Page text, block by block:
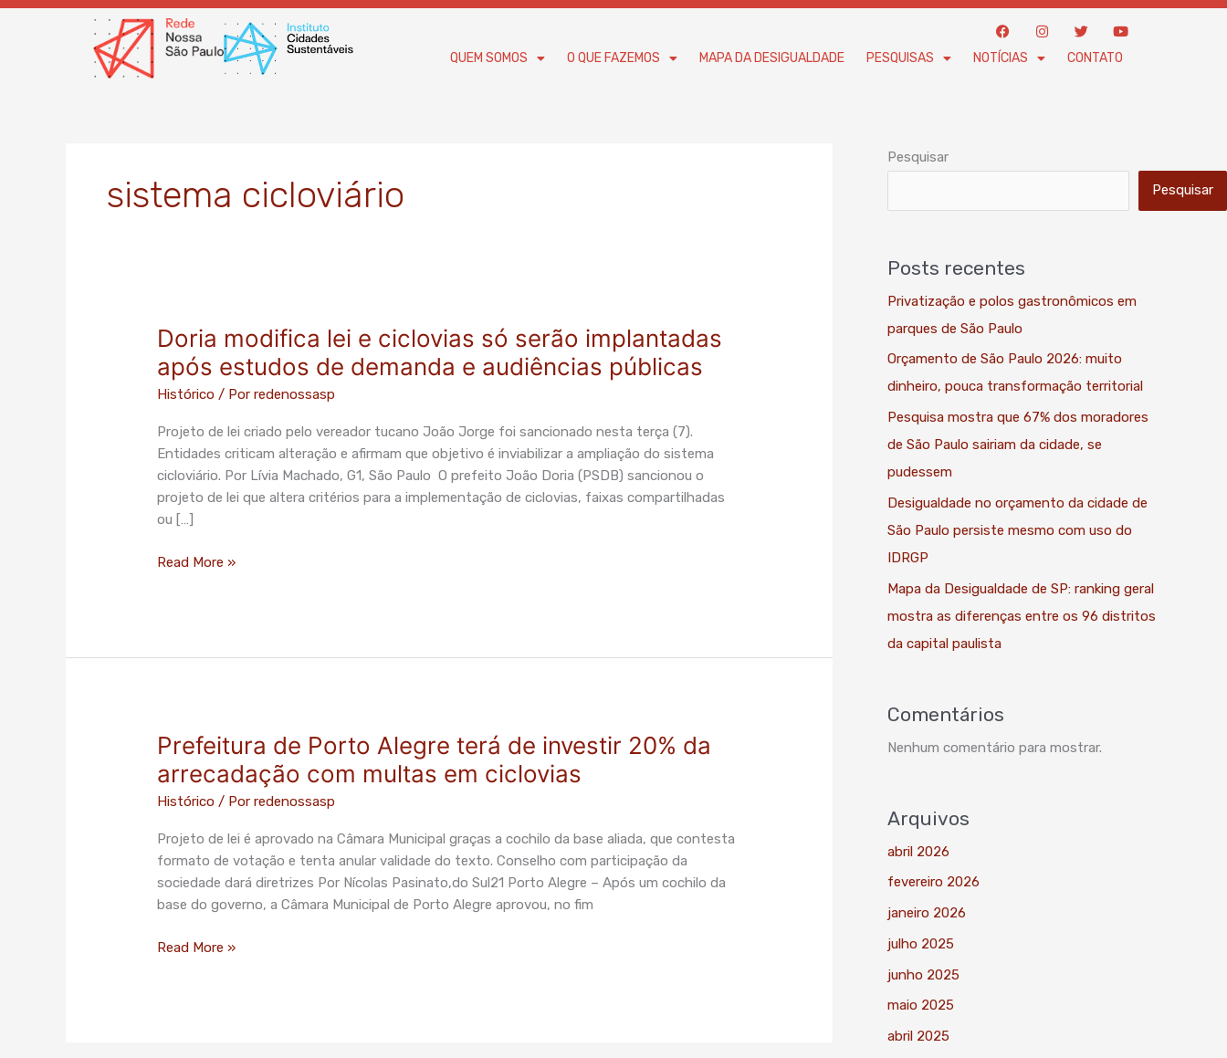
Ir
F
a
c
e
I
n
t
T
w
i
t
Y
o
u
t
QUEM SOMOS O QUE FAZEMOS MAPA DA DESIGUALDADE PESQUISAS NOTÍCIAS CONTATO
sistema cicloviário
Doria modifica lei e ciclovias só serão implantadas
após estudos de demanda e audiências públicas
Histórico / Porredenossasp
Projeto de lei criado pelo vereador tucano João Jorge foi sancionado nesta terça (7).
Entidades criticam alteração e afirmam que objetivo é inviabilizar a ampliação do sistema
cicloviário. Por Lívia Machado, G1, São Paulo O prefeito João Doria (PSDB) sancionou o
projeto de lei que altera critérios para a implementação de ciclovias, faixas compartilhadas
ou […]
Doria
modifica
lei
e
após
estudos
de
Read More »
Prefeitura de Porto Alegre terá de investir 20% da
arrecadação com multas em ciclovias
Histórico / Porredenossasp
Projeto de lei é aprovado na Câmara Municipal graças a cochilo da base aliada, que contesta
formato de votação e tenta anular validade do texto. Conselho com participação da
sociedade dará diretrizes Por Nícolas Pasinato,do Sul21 Porto Alegre – Após um cochilo da
base do governo, a Câmara Municipal de Porto Alegre aprovou, no fim
Prefeitura
Porto
Alegre
arrecadação
Read More »
Pesquisar
Pesquisar
Posts recentes
Privatização e polos gastronômicos em
parques de São Paulo
Orçamento de São Paulo 2026: muito
dinheiro, pouca transformação territorial
Pesquisa mostra que 67% dos moradores
de São Paulo sairiam da cidade, se
pudessem
Desigualdade no orçamento da cidade de
São Paulo persiste mesmo com uso do
IDRGP
Mapa da Desigualdade de SP: ranking geral
mostra as diferenças entre os 96 distritos
da capital paulista
Comentários
Nenhum comentário para mostrar.
Arquivos
abril 2026
fevereiro 2026
janeiro 2026
julho 2025
junho 2025
maio 2025
abril 2025